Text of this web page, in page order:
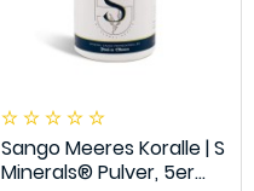
Sango Meeres Koralle | S
Minerals® Pulver, 5er...